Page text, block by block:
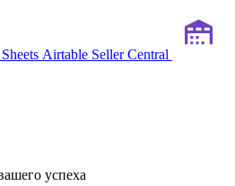
Airtable Seller Central
успеха